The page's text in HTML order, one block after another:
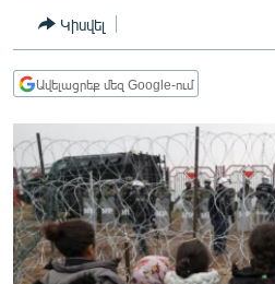
ՀԱՍԱՐԱԿՈՒԹՅՈՒՆ
ՏՆՏԵՍՈՒԹՅՈՒՆ
ՊԱՏԵՐԱԶՄԻ 6 ՇԱԲԱԹՆԵՐԸ
ՏԱՐԱԾԱՇՐՋԱՆ
ՄԻՋԱԶԳԱՅԻՆ
ՄՇԱԿՈՒՅԹ
Կիսվել
Ավելացրեք մեզ Google-ում